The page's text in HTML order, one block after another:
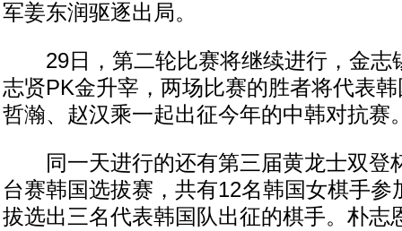
军姜东润驱逐出局。
29日，第二轮比赛将继续进行，金志
志贤PK金升宰，两场比赛的胜者将代表
哲瀚、赵汉乘一起出征今年的中韩对抗赛
同一天进行的还有第三届黄龙士双登
台赛韩国选拔赛，共有12名韩国女棋手参
拔选出三名代表韩国队出征的棋手。朴志